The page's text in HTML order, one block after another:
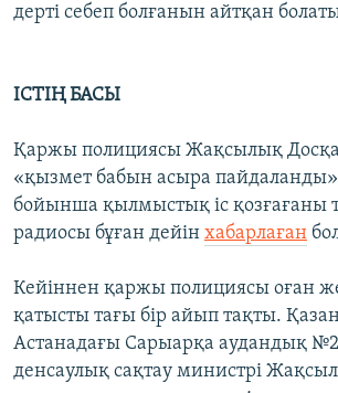
дерті себеп болғанын айтқан
ІСТІҢ БАСЫ
Қаржы полициясы Жақсылық
«қызмет бабын асыра
бойынша қылмыстық іс қозғағаны
радиосы бұған дейін хабарлаған
Кейіннен қаржы полициясы оған
қатысты тағы бір айып тақты.
Астанадағы Сарыарқа аудандық
денсаулық сақтау министрі